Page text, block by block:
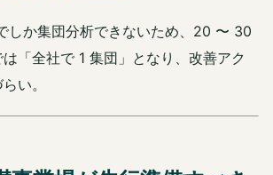
しか集団分析できないため、20 〜 30
「全社で 1 集団」となり、改善アク
い。